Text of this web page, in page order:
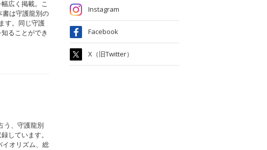
広く掲載。こ
書は守護龍別の
す。同じ守護
ることができ
う、守護龍別
しています。
イオリズム、総
Instagram
Facebook
X（旧Twitter）